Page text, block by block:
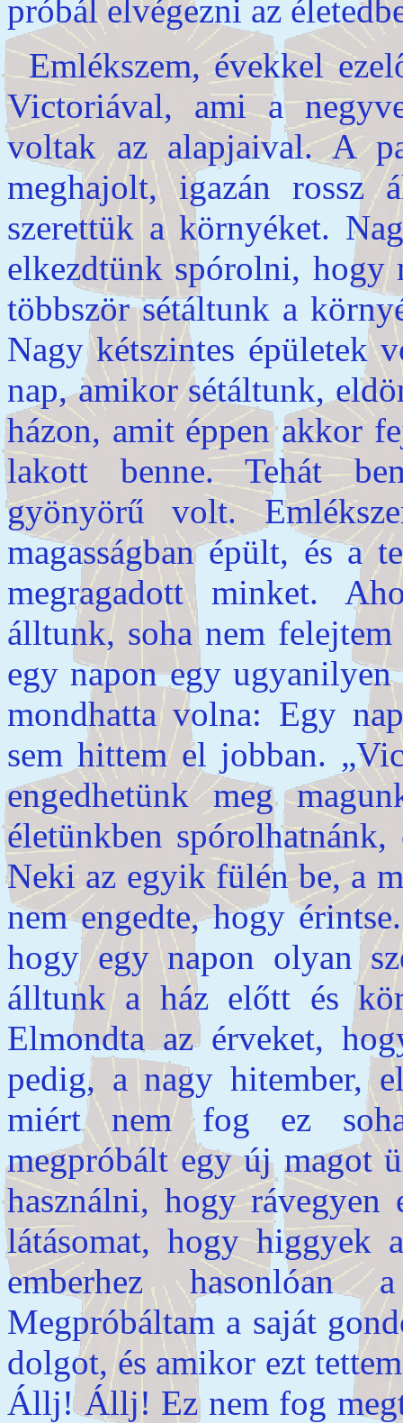
próbál elvégezni az
Emlékszem, évekkel
Victoriával, ami a
voltak az alapjaival. A
meghajolt, igazán rossz
szerettük a környéket.
elkezdtünk spórolni, hogy
többször sétáltunk a
Nagy kétszintes épületek
nap, amikor sétáltunk,
házon, amit éppen akkor
lakott benne. Tehát
gyönyörű volt.
magasságban épült, és a
megragadott minket.
álltunk, soha nem
egy napon egy
mondhatta volna: Egy
sem hittem el jobban.
engedhetünk meg
életünkben
Neki az egyik fülén be, a
nem engedte, hogy
hogy egy napon olyan
álltunk a ház előtt és
Elmondta az érveket,
pedig, a nagy hitember,
miért nem fog ez
megpróbált egy új magot
használni, hogy rávegyen
látásomat, hogy higgyek
emberhez hasonlóan
Megpróbáltam a saját
dolgot, és amikor ezt
Állj! Állj! Ez nem fog